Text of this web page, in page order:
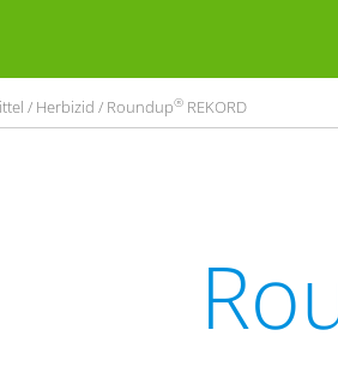
/ Herbizid / Roundup® REKORD